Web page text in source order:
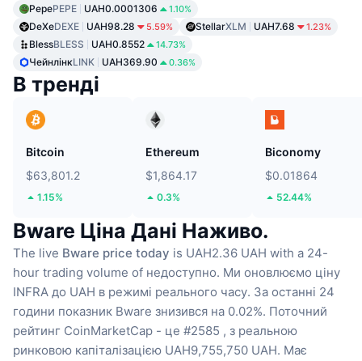
PepePEPE UAH0.0001306 1.10%
DeXeDEXE UAH98.28 5.59% StellarXLM UAH7.68 1.23%
BlessBLESS UAH0.8552 14.73%
ЧейнлінкLINK UAH369.90 0.36%
В тренді
Bitcoin
$63,801.2
1.15%
Ethereum
$1,864.17
0.3%
Biconomy
$0.01864
52.44%
Bware Ціна Дані Наживо.
The live Bware price today is UAH2.36 UAH with a 24-
hour trading volume of недоступно. Ми оновлюємо ціну
INFRA до UAH в режимі реального часу. За останні 24
години показник Bware знизився на 0.02%. Поточний
рейтинг CoinMarketCap - це #2585 , з реальною
ринковою капіталізацією UAH9,755,750 UAH. Має